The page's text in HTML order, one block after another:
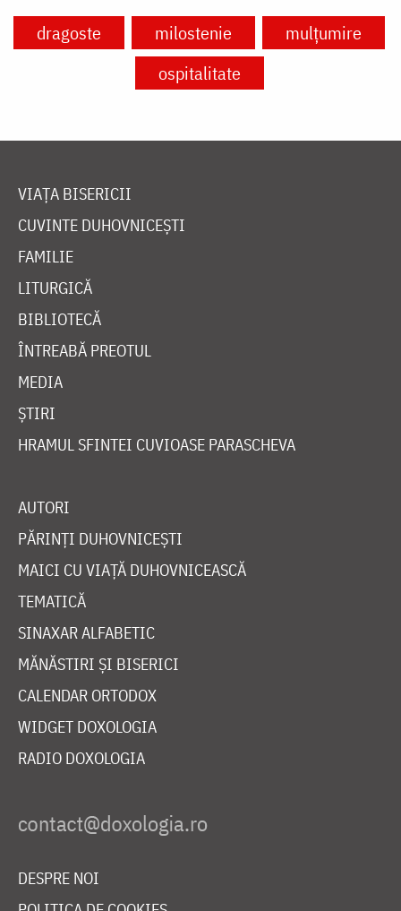
dragoste milostenie
mulțumire
ospitalitate
VIAȚA BISERICII
CUVINTE DUHOVNICEȘTI
FAMILIE
LITURGICĂ
BIBLIOTECĂ
ÎNTREABĂ PREOTUL
MEDIA
ȘTIRI
HRAMUL SFINTEI CUVIOASE PARASCHEVA
AUTORI
PĂRINȚI DUHOVNICEȘTI
MAICI CU VIAȚĂ DUHOVNICEASCĂ
TEMATICĂ
SINAXAR ALFABETIC
MĂNĂSTIRI ȘI BISERICI
CALENDAR ORTODOX
WIDGET DOXOLOGIA
RADIO DOXOLOGIA
DESPRE NOI